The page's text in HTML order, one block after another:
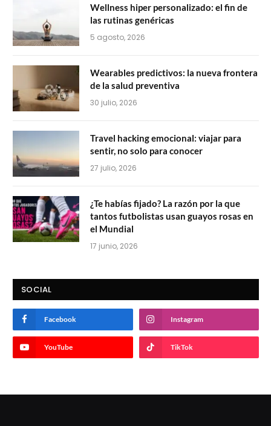
Wellness hiper personalizado: el fin de
las rutinas genéricas
5 agosto, 2026
Wearables predictivos: la nueva frontera
de la salud preventiva
30 julio, 2026
Travel hacking emocional: viajar para
sentir, no solo para conocer
27 julio, 2026
¿Te habías fijado? La razón por la que
tantos futbolistas usan guayos rosas en
el Mundial
17 junio, 2026
SOCIAL
Facebook Instagram
YouTube TikTok